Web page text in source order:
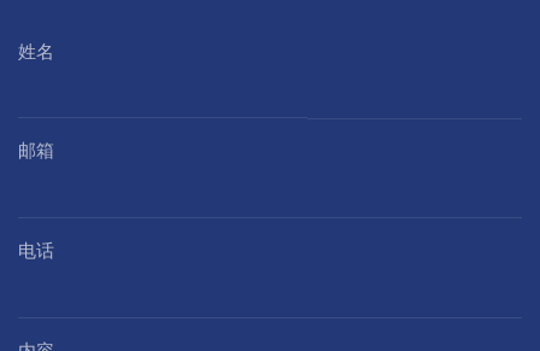
姓名
邮箱
电话